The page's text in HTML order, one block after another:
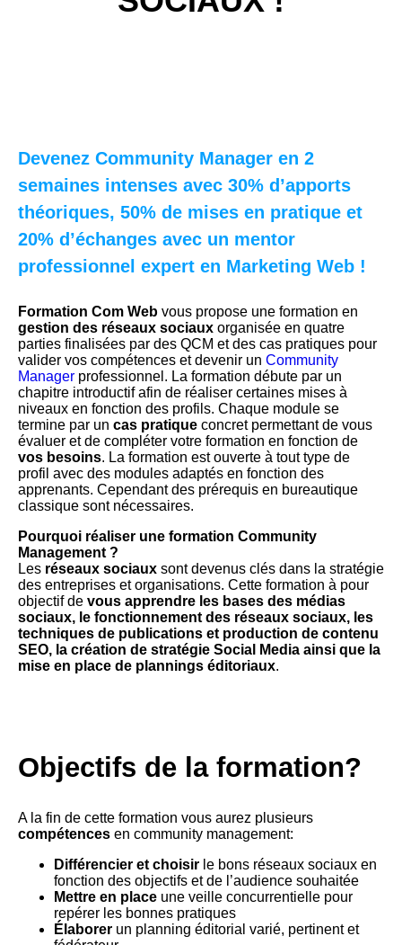
Devenez Community Manager en 2
semaines intenses avec 30% d’apports
théoriques, 50% de mises en pratique et
20% d’échanges avec un mentor
professionnel expert en Marketing Web !
Formation Com Web vous propose une formation en
gestion des réseaux sociaux organisée en quatre
parties finalisées par des QCM et des cas pratiques pour
valider vos compétences et devenir un Community
Manager professionnel. La formation débute par un
chapitre introductif afin de réaliser certaines mises à
niveaux en fonction des profils. Chaque module se
termine par un cas pratique concret permettant de vous
évaluer et de compléter votre formation en fonction de
vos besoins. La formation est ouverte à tout type de
profil avec des modules adaptés en fonction des
apprenants. Cependant des prérequis en bureautique
classique sont nécessaires.
Pourquoi réaliser une formation Community
Management ?
Les réseaux sociaux sont devenus clés dans la stratégie
des entreprises et organisations. Cette formation à pour
objectif de vous apprendre les bases des médias
sociaux, le fonctionnement des réseaux sociaux, les
techniques de publications et production de contenu
SEO, la création de stratégie Social Media ainsi que la
mise en place de plannings éditoriaux.
Objectifs de la formation?
A la fin de cette formation vous aurez plusieurs
compétences en community management:
Différencier et choisir le bons réseaux sociaux en
fonction des objectifs et de l’audience souhaitée
Mettre en place une veille concurrentielle pour
repérer les bonnes pratiques
Élaborer un planning éditorial varié, pertinent et